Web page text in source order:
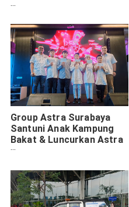
Panti Asuhan Sekitar
Group Astra Surabaya
Santuni Anak Kampung
Bakat & Luncurkan Astra
Siaga Lebaran 2024